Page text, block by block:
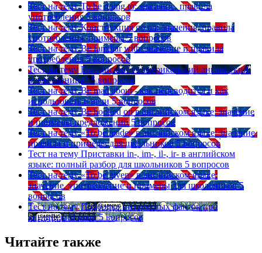
Тест на тему To be going to: значение, правила
употребления 5 вопросов
Тест на тему Конструкция go on: значения, правила
употребления, примеры 5 вопросов
Тест на тему Be familiar with: значение и правила
употребления 5 вопросов
Тест на тему Британский vs американский английский:
в чем разница? 5 вопросов
Тест на тему Be mad about - как переводится и как
использовать в речи 5 вопросов
Тест на тему Be hooked on в английском языке: значение
и примеры предложений 5 вопросов
Тест на тему «To be made» в английском языке: значение,
правила и примеры для школьников 5 вопросов
Тест на тему Приставки in-, im-, il-, ir- в английском
языке: полный разбор для школьников 5 вопросов
Тест на тему «To be given» в английском языке:
значение, употребление и примеры для школьников 5
вопросов
Тест на тему Подборка интересных фактов про
английский язык 5 вопросов
Читайте также